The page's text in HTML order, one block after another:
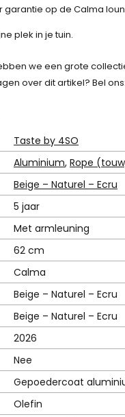
garantie op de Calma
plek in je tuin.
we een grote
over dit artikel? Bel ons:
Taste by 4SO
Aluminium, Rope
Beige – Naturel – Ecru
5 jaar
Met armleuning
62 cm
Calma
Beige – Naturel – Ecru
Beige – Naturel – Ecru
2026
Nee
Gepoedercoat
Olefin